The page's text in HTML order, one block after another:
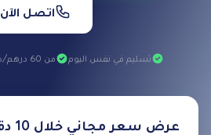
اتصل الآن
تسليم في نفس اليوم من 60 درهم/صفحة
عرض سعر مجاني خلال 10 دقائق